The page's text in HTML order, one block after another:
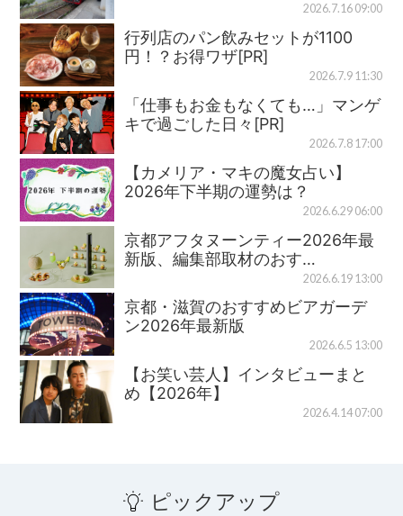
2026.7.16 09:00
行列店のパン飲みセットが1100
円！？お得ワザ[PR]
2026.7.9 11:30
「仕事もお金もなくても…」マンゲ
キで過ごした日々[PR]
2026.7.8 17:00
【カメリア・マキの魔女占い】
2026年下半期の運勢は？
2026.6.29 06:00
京都アフタヌーンティー2026年最
新版、編集部取材のおす…
2026.6.19 13:00
京都・滋賀のおすすめビアガーデ
ン2026年最新版
2026.6.5 13:00
【お笑い芸人】インタビューまと
め【2026年】
2026.4.14 07:00
ピックアップ